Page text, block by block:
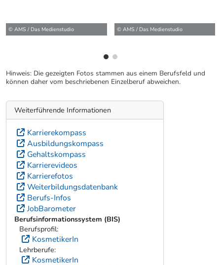
Weiterführende Informationen
Karrierekompass
Ausbildungskompass
Gehaltskompass
Karrierevideos
Karrierefotos
Weiterbildungsdatenbank
Berufs-Infos
JobBarometer
Berufsinformationssystem (BIS)
Berufsprofil:
KosmetikerIn
Lehrberufe:
KosmetikerIn
KosmetikerIn (Kosmetologie)
KosmetikerIn (Kosmetologie) /
FußpflegerIn (Podologie)